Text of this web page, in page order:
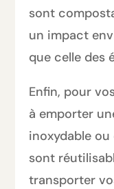
sont
un impact
que celle des
Enfin, pour
à emporter
inoxydable
sont
transporter